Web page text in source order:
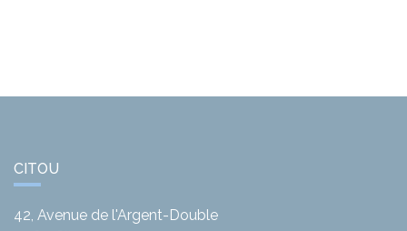
CITOU
42, Avenue de l'Argent-Double